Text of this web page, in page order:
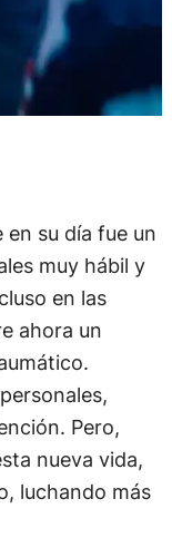
en su día fue un
muy hábil y
en las
ahora un
Pero,
nueva vida,
luchando más